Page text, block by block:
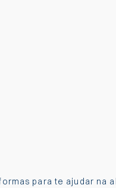
para te ajudar na